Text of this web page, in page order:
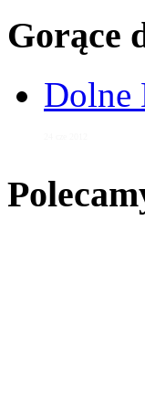
Gorące
Dolne